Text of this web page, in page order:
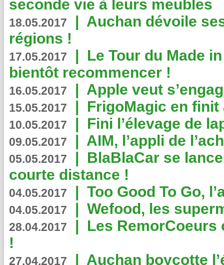
seconde vie à leurs meubles
18.05.2017 | Auchan dévoile
régions !
17.05.2017 | Le Tour du Made
bientôt recommencer !
16.05.2017 | Apple veut
15.05.2017 | FrigoMagic en
10.05.2017 | Fini l’élevage de
09.05.2017 | AIM, l’appli de
05.05.2017 | BlaBlaCar se
courte distance !
04.05.2017 | Too Good To Go,
04.05.2017 | Wefood, les
28.04.2017 | Les RemorCoeurs
!
27.04.2017 | Auchan boycotte